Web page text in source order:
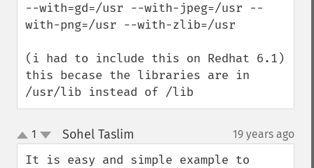
--with=gd=/usr --with-jpeg=/usr --
with-png=/usr --with-zlib=/usr
(i had to include this on Redhat 6.1)
this becase the libraries are in
/usr/lib instead of /lib
up
down
1 Sohel Taslim 19 years ago
It is easy and simple example to